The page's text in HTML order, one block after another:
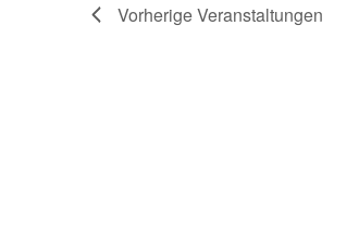
VorherigeVeranstaltungen